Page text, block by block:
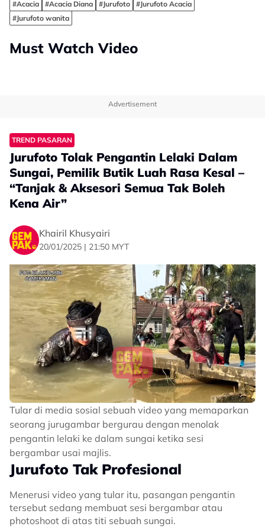
#Acacia #Acacia Diana #Jurufoto
#Jurufoto Acacia
#Jurufoto wanita
Must Watch Video
Advertisement
TREND PASARAN
Jurufoto Tolak Pengantin Lelaki Dalam
Sungai, Pemilik Butik Luah Rasa Kesal –
“Tanjak & Aksesori Semua Tak Boleh
Kena Air”
Khairil Khusyairi
20/01/2025 | 21:50 MYT
Tular di media sosial sebuah video yang memaparkan
seorang jurugambar bergurau dengan menolak
pengantin lelaki ke dalam sungai ketika sesi
bergambar usai majlis.
Jurufoto Tak Profesional
Menerusi video yang tular itu, pasangan pengantin
tersebut sedang membuat sesi bergambar atau
photoshoot di atas titi sebuah sungai.